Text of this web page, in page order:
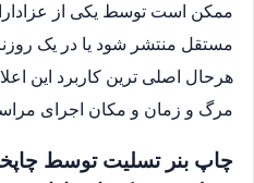
ممکن است توسط یکی از
مستقل منتشر شود یا در یک
هرحال اصلی ترین کاربرد این
مرگ و زمان و مکان اجرای
چاپ بنر تسلیت توسط